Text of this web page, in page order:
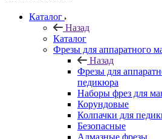
Каталог
Назад
Каталог
Фрезы для аппаратного
Назад
Фрезы для
педикюра
Наборы фрез для
Корундовые
Колпачки для
Безопасные
Алмазные фрезы